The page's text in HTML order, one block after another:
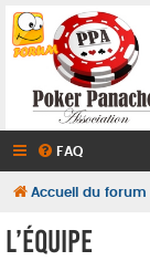
FAQ
Accueil du forum
L’équipe